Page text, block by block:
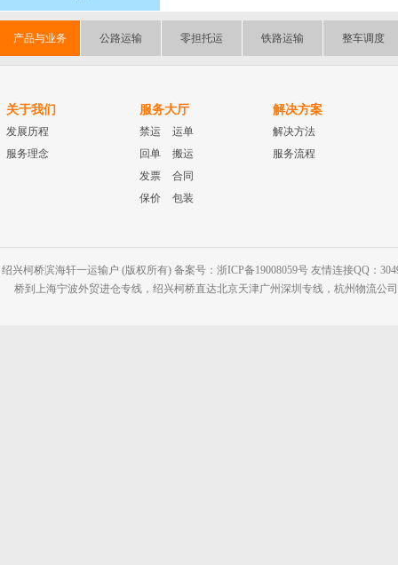
产品与业务 公路运输 零担托运 铁路运输 整车调度
关于我们
发展历程
服务理念
服务大厅
禁运
运单
回单
搬运
发票
合同
保价
包装
解决方案
解决方法
服务流程
绍兴柯桥滨海轩一运输户 (版权所有) 备案号：浙ICP备19008059号 友情连接QQ：
桥到上海宁波外贸进仓专线，绍兴柯桥直达北京天津广州深圳专线，杭州物流公